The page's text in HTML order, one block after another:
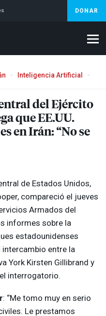
DONAR
Inteligencia Artificial
del Ejército
que EE.UU.
en Irán: “No se
de Estados Unidos,
compareció el jueves
Armados del
informes sobre la
estadounidenses
intercambio entre la
York Kirsten Gillibrand y
interrogatorio.
: “Me tomo muy en serio
Le prestamos